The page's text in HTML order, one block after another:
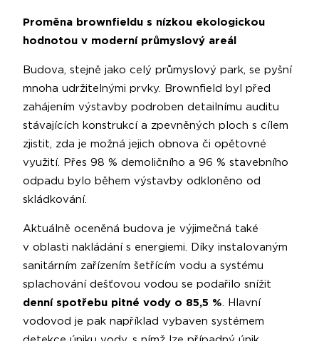
Proměna brownfieldu s nízkou ekologickou
hodnotou v moderní průmyslový areál
Budova, stejně jako celý průmyslový park, se pyšní
mnoha udržitelnými prvky. Brownfield byl před
zahájením výstavby podroben detailnímu auditu
stávajících konstrukcí a zpevněných ploch s cílem
zjistit, zda je možná jejich obnova či opětovné
využití. Přes 98 % demoličního a 96 % stavebního
odpadu bylo během výstavby odkloněno od
skládkování.
Aktuálně oceněná budova je výjimečná také
v oblasti nakládání s energiemi. Díky instalovaným
sanitárním zařízením šetřícím vodu a systému
splachování dešťovou vodou se podařilo snížit
denní spotřebu pitné vody o 85,5 %. Hlavní
vodovod je pak například vybaven systémem